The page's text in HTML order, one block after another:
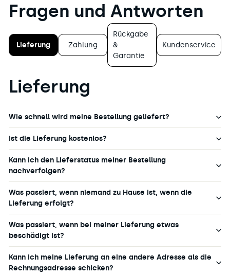
Fragen und Antworten
Lieferung Zahlung
Rückgabe
&
Garantie
Kundenservice
Lieferung
Wie schnell wird meine Bestellung geliefert?
Ist die Lieferung kostenlos?
Kann ich den Lieferstatus meiner Bestellung
nachverfolgen?
Was passiert, wenn niemand zu Hause ist, wenn die
Lieferung erfolgt?
Was passiert, wenn bei meiner Lieferung etwas
beschädigt ist?
Kann ich meine Lieferung an eine andere Adresse als die
Rechnungsadresse schicken?